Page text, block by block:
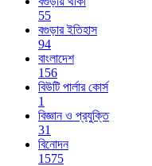
55
বগুড়ার ইতিহাস
94
বাংলাদেশ
156
বিউটি পার্লার কোর্স
1
বিজ্ঞান ও প্রযুক্তি
31
বিনোদন
1575